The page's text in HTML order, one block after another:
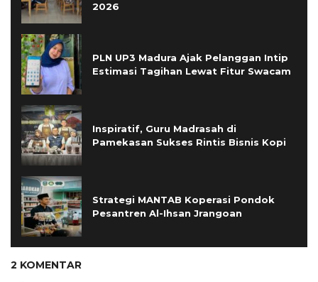
2026
PLN UP3 Madura Ajak Pelanggan Intip
Estimasi Tagihan Lewat Fitur Swacam
Inspiratif, Guru Madrasah di
Pamekasan Sukses Rintis Bisnis Kopi
Strategi MANTAB Koperasi Pondok
Pesantren Al-Ihsan Jrangoan
2 KOMENTAR